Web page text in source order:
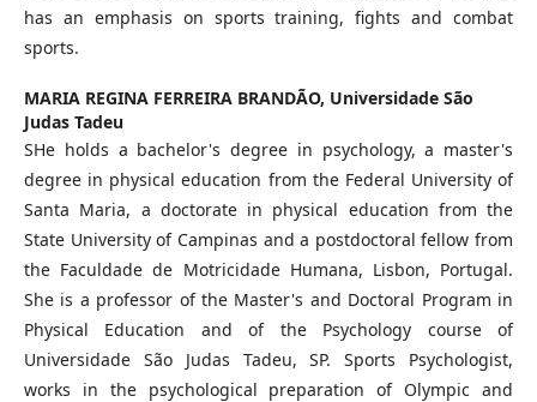
has an emphasis on sports training, fights and combat
sports.
MARIA REGINA FERREIRA BRANDÃO, Universidade São
Judas Tadeu
SHe holds a bachelor's degree in psychology, a master's
degree in physical education from the Federal University of
Santa Maria, a doctorate in physical education from the
State University of Campinas and a postdoctoral fellow from
the Faculdade de Motricidade Humana, Lisbon, Portugal.
She is a professor of the Master's and Doctoral Program in
Physical Education and of the Psychology course of
Universidade São Judas Tadeu, SP. Sports Psychologist,
works in the psychological preparation of Olympic and